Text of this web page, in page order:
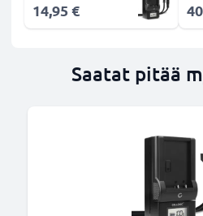
14,95 €
Saatat pitää